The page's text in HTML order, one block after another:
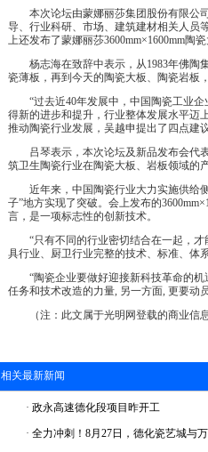
本次论坛由蒙娜丽莎集团股份有限公司
导、行业科研、市场、建筑建材相关人员
上还发布了蒙娜丽莎3600mm×1600mm陶
杨志海在致辞中表示，从1983年佛陶集
瓷薄板，再到今天的陶瓷大板、陶瓷岩板
“过去近40年发展中，中国陶瓷工业企
得新的进步和提升，行业整体发展水平迈
推动陶瓷行业发展，吴越申提出了四点建
吕琴表示，本次论坛及新品发布会代表
筑卫生陶瓷行业在陶瓷大板、岩板领域的
近年来，中国陶瓷行业大力实施供给侧
子”地方实现了突破。会上发布的
言，是一项标志性的创新技术。
“只有不同的行业密切结合在一起，才
具行业、厨卫行业完整的技术、标准、体
“陶瓷企业要做好迎接新科技革命的机
任务和技术改造的力量, 另一方面, 更要动
（注：此文属于光明网登载的商业信
相关最新新闻
· 政永高速德化段项目昨开工
· 全力冲刺！8月27日，德化瓷艺城与